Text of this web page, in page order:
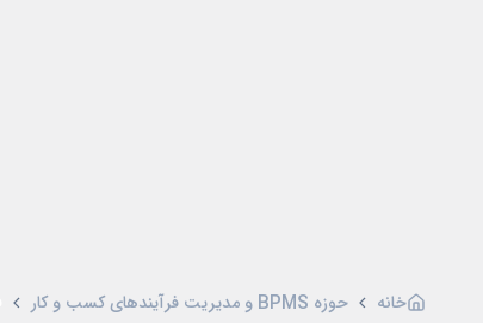
خانه حوزه BPMS و مدیریت فرآیندهای کسب و کار